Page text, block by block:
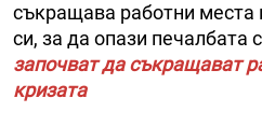
съкращава работни места
си, за да опази печалбата
започват да съкращават
кризата